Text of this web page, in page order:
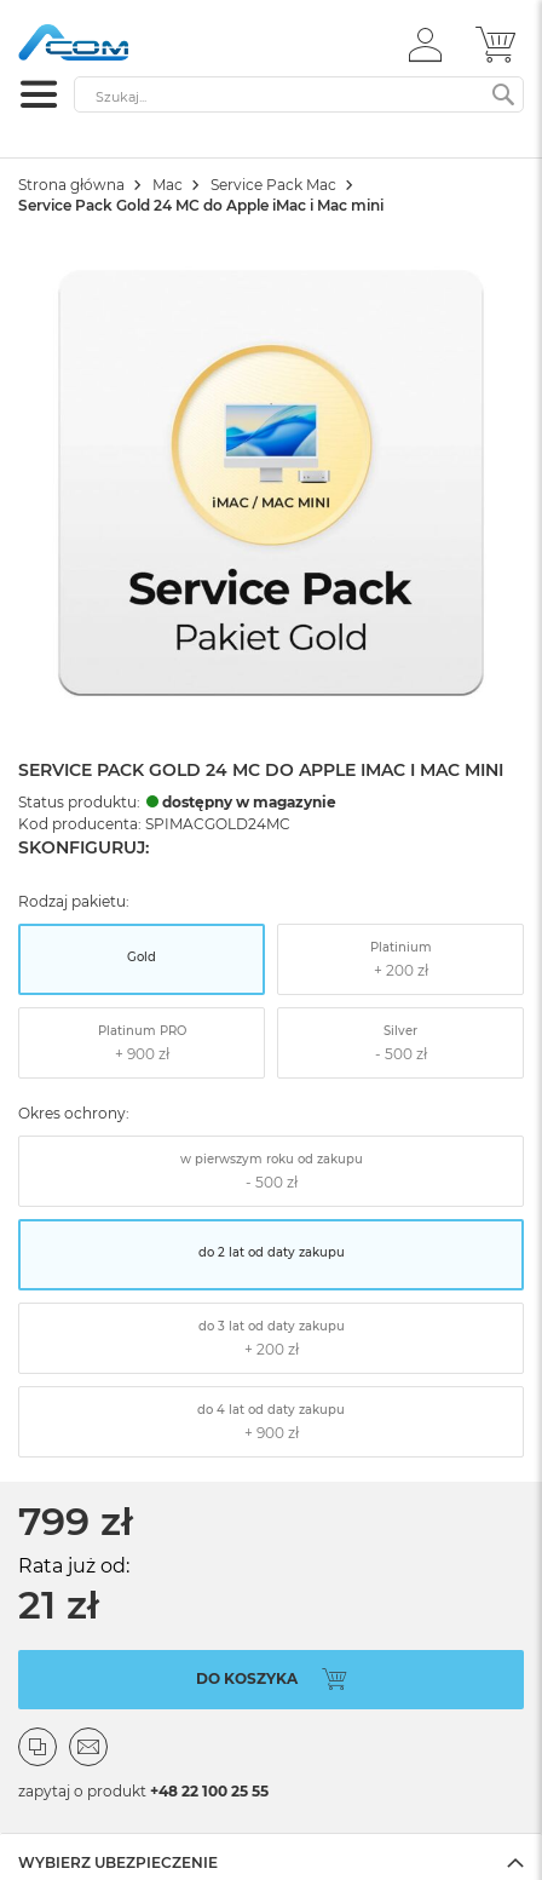
ZALOGUJ
SIĘ
Szukaj
Strona główna Mac
Service Pack Mac
Service Pack Gold 24 MC do Apple iMac i Mac mini
SERVICE PACK GOLD 24 MC DO APPLE IMAC I MAC MINI
Status produktu:
dostępny w magazynie
Kod producenta: SPIMACGOLD24MC
SKONFIGURUJ:
Rodzaj pakietu:
Gold
Platinium
Platinum PRO Silver
Okres ochrony:
w pierwszym roku od zakupu
do 2 lat od daty zakupu
do 3 lat od daty zakupu
do 4 lat od daty zakupu
799 zł
Rata już od:
21 zł
DO KOSZYKA
zapytaj o produkt +48 22 100 25 55
WYBIERZ UBEZPIECZENIE